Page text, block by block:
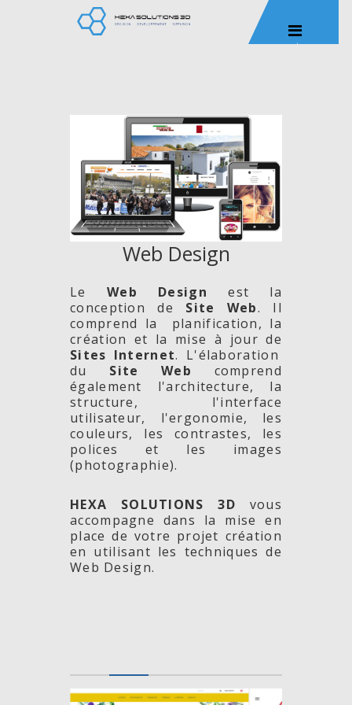
Web Design
Le Web Design est la
conception de Site Web. Il
comprend la planification, la
création et la mise à jour de
Sites Internet. L'élaboration
du Site Web comprend
également l'architecture, la
structure, l'interface
utilisateur, l'ergonomie, les
couleurs, les contrastes, les
polices et les images
(photographie).
HEXA SOLUTIONS 3D vous
accompagne dans la mise en
place de votre projet création
en utilisant les techniques de
Web Design.